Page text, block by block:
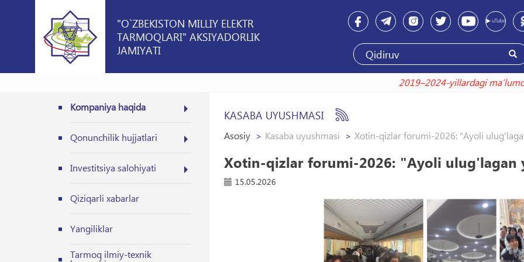
"O`ZBEKISTON MILLIY ELEKTR
TARMOQLARI" AKSIYADORLIK
JAMIYATI
2019–2024-yillardagi
Kompaniya haqida
Qonunchilik hujjatlari
Investitsiya salohiyati
Qiziqarli xabarlar
Yangiliklar
Tarmoq ilmiy-texnik
KASABA UYUSHMASI
Asosiy Kasaba uyushmasi Xotin-qizlar forumi-2026: "Ayoli
Xotin-qizlar forumi-2026: "Ayoli ulug'lagan
15.05.2026